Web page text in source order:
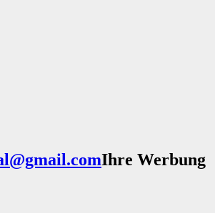
Ihre Werbung